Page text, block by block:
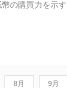
の購買力を示
8月 9月